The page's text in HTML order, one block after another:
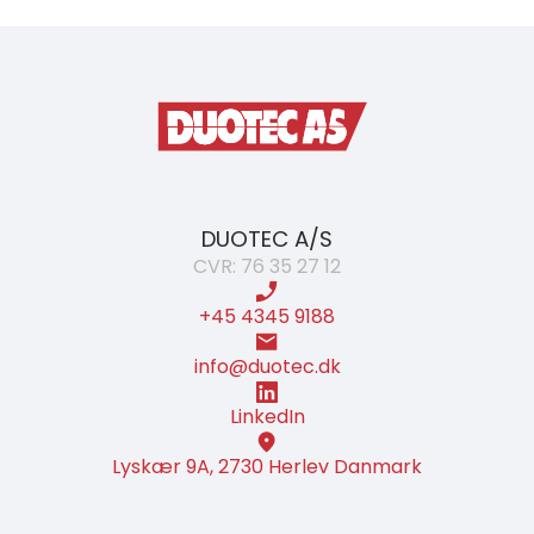
DUOTEC A/S
CVR: 76 35 27 12
+45 4345 9188
info@duotec.dk
LinkedIn
Lyskær 9A, 2730 Herlev Danmark